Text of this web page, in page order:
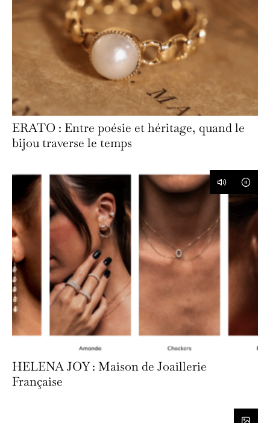
ERATO : Entre poésie et héritage, quand le
bijou traverse le temps
HELENA JOY : Maison de Joaillerie
Française